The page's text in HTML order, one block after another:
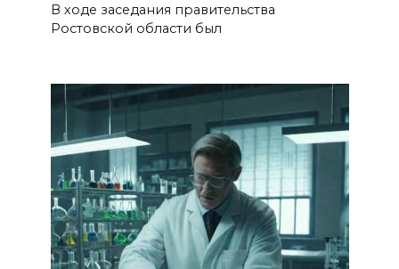
06 августа 2026 15:35
собрался на М-4 «Дон» под
Шахтами
06 августа 2026 15:20
Александр Брод – о
современных подходах к
контролю за выборами и
подготовке наблюдателей на
В ходе заседания правительства
Ростовской области был